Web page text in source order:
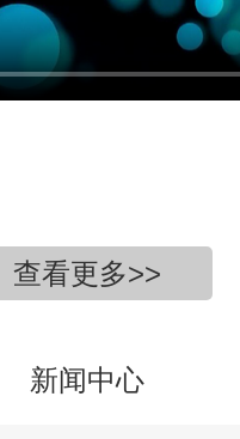
查看更多>>
新闻中心